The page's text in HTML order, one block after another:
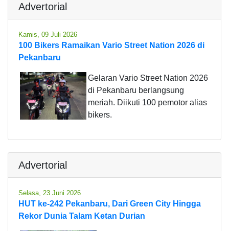
Advertorial
Kamis, 09 Juli 2026
100 Bikers Ramaikan Vario Street Nation 2026 di
Pekanbaru
Gelaran Vario Street Nation 2026
di Pekanbaru berlangsung
meriah. Diikuti 100 pemotor alias
bikers.
Advertorial
Selasa, 23 Juni 2026
HUT ke-242 Pekanbaru, Dari Green City Hingga
Rekor Dunia Talam Ketan Durian